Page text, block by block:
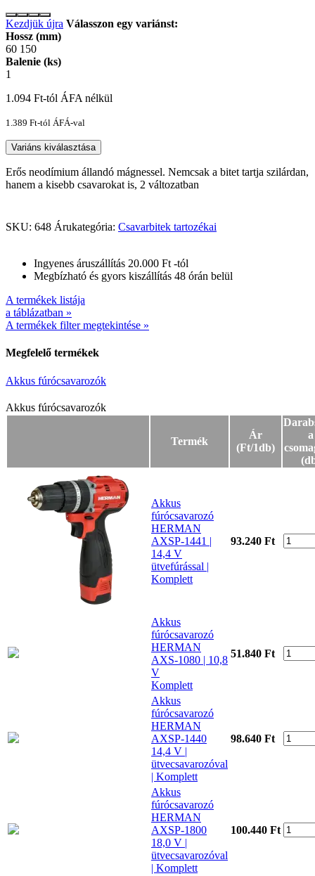
Kezdjük újra Válasszon egy variánst:
Hossz (mm)
60 150
Balenie (ks)
1
1.094 Ft-tól ÁFA nélkül
1.389 Ft-tól ÁFÁ-val
Variáns kiválasztása
Erős neodímium állandó mágnessel. Nemcsak a bitet tartja szilárdan,
hanem a kisebb csavarokat is, 2 változatban
SKU: 648 Árukategória: Csavarbitek tartozékai
Ingyenes áruszállítás 20.000 Ft -tól
Megbízható és gyors kiszállítás 48 órán belül
A termékek listája
a táblázatban »
A termékek filter megtekintése »
Megfelelő termékek
Akkus fúrócsavarozók
Akkus fúrócsavarozók
Akkus fúrócsavarozók
Termék
Ár
(Ft/1db)
a
Akkus
fúrócsavarozó
HERMAN
AXSP-1441 |
14,4 V
ütvefúrással |
Komplett
93.240 Ft
Akkus
fúrócsavarozó
HERMAN
AXS-1080 | 10,8
V
Komplett
51.840 Ft
Akkus
fúrócsavarozó
HERMAN
AXSP-1440
14,4 V |
ütvecsavarozóval
| Komplett
98.640 Ft
Akkus
fúrócsavarozó
HERMAN
AXSP-1800
18,0 V |
ütvecsavarozóval
| Komplett
100.440 Ft